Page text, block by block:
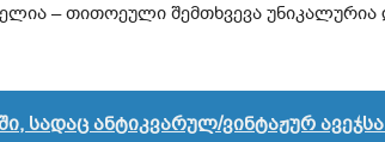
– თითოეული შემთხვევა
სადაც ანტიკვარულ/ვინტაჟურ